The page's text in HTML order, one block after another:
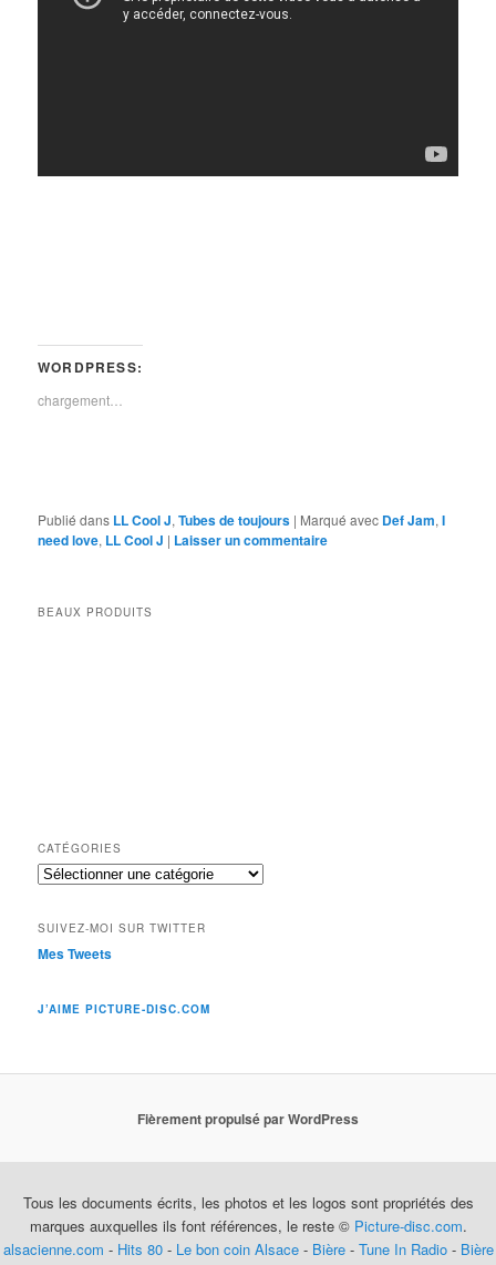
WORDPRESS:
chargement…
Publié dans LL Cool J,Tubes de toujours | Marqué avec Def Jam,I
need love, LL Cool J | Laisser un commentaire
BEAUX PRODUITS
CATÉGORIES
Catégories
SUIVEZ-MOI SUR TWITTER
Mes Tweets
J’AIME PICTURE-DISC.COM
Fièrement propulsé par WordPress
Tous les documents écrits, les photos et les logos sont propriétés des
marques auxquelles ils font références, le reste © Picture-disc.com.
alsacienne.com - Hits 80- Le bon coin Alsace- Bière- Tune In Radio - Bière